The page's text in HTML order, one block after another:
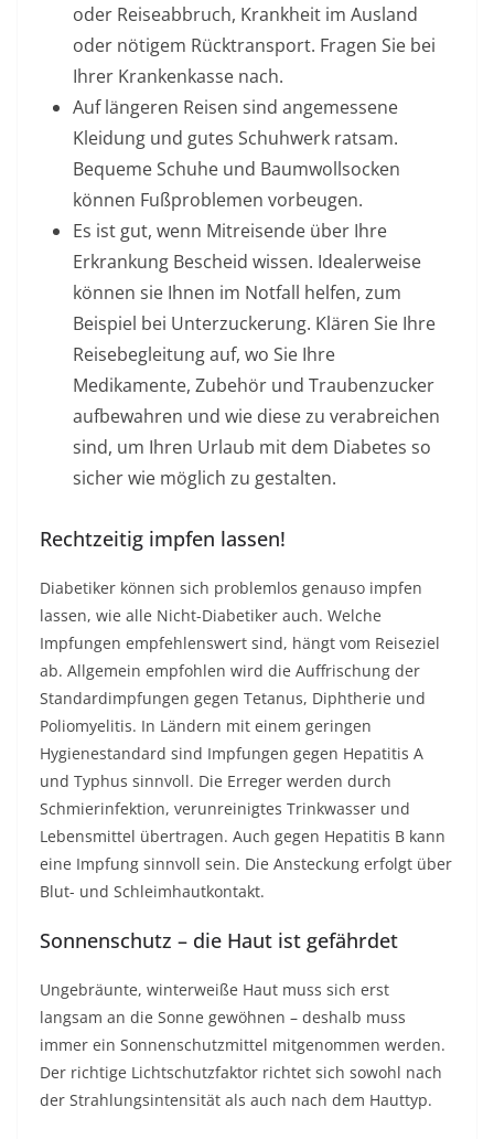
oder Reiseabbruch, Krankheit im Ausland
oder nötigem Rücktransport. Fragen Sie bei
Ihrer Krankenkasse nach.
Auf längeren Reisen sind angemessene
Kleidung und gutes Schuhwerk ratsam.
Bequeme Schuhe und Baumwollsocken
können Fußproblemen vorbeugen.
Es ist gut, wenn Mitreisende über Ihre
Erkrankung Bescheid wissen. Idealerweise
können sie Ihnen im Notfall helfen, zum
Beispiel bei Unterzuckerung. Klären Sie Ihre
Reisebegleitung auf, wo Sie Ihre
Medikamente, Zubehör und Traubenzucker
aufbewahren und wie diese zu verabreichen
sind, um Ihren Urlaub mit dem Diabetes so
sicher wie möglich zu gestalten.
Rechtzeitig impfen lassen!
Diabetiker können sich problemlos genauso impfen
lassen, wie alle Nicht-Diabetiker auch. Welche
Impfungen empfehlenswert sind, hängt vom Reiseziel
ab. Allgemein empfohlen wird die Auffrischung der
Standardimpfungen gegen Tetanus, Diphtherie und
Poliomyelitis. In Ländern mit einem geringen
Hygienestandard sind Impfungen gegen Hepatitis A
und Typhus sinnvoll. Die Erreger werden durch
Schmierinfektion, verunreinigtes Trinkwasser und
Lebensmittel übertragen. Auch gegen Hepatitis B kann
eine Impfung sinnvoll sein. Die Ansteckung erfolgt über
Blut- und Schleimhautkontakt.
Sonnenschutz – die Haut ist gefährdet
Ungebräunte, winterweiße Haut muss sich erst
langsam an die Sonne gewöhnen – deshalb muss
immer ein Sonnenschutzmittel mitgenommen werden.
Der richtige Lichtschutzfaktor richtet sich sowohl nach
der Strahlungsintensität als auch nach dem Hauttyp.